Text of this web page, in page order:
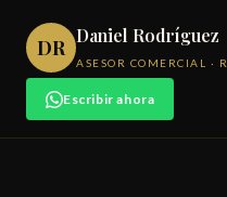
DR Daniel Rodríguez
ASESOR COMERCIAL ·
Escribir ahora